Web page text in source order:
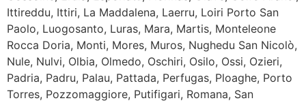
Ittireddu, Ittiri, La Maddalena, Laerru, Loiri Porto San
Paolo, Luogosanto, Luras, Mara, Martis, Monteleone
Rocca Doria, Monti, Mores, Muros, Nughedu San Nicolò,
Nule, Nulvi, Olbia, Olmedo, Oschiri, Osilo, Ossi, Ozieri,
Padria, Padru, Palau, Pattada, Perfugas, Ploaghe, Porto
Torres, Pozzomaggiore, Putifigari, Romana, San